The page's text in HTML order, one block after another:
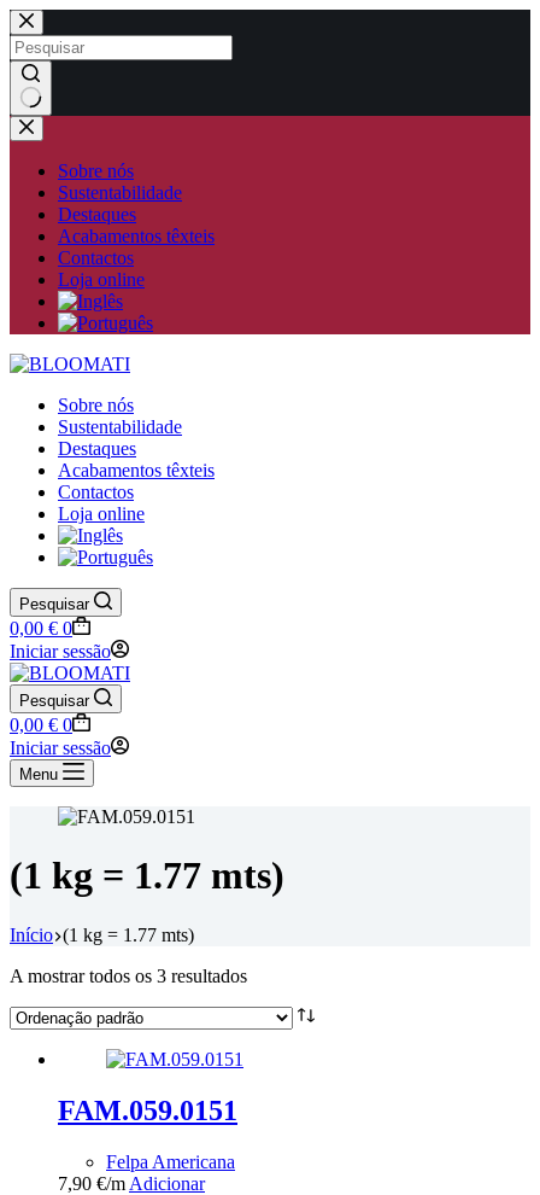
Pular
para
o
conteúdo
Sem
resultados
Sobre nós
Sustentabilidade
Destaques
Acabamentos têxteis
Contactos
Loja online
Sobre nós
Sustentabilidade
Destaques
Acabamentos têxteis
Contactos
Loja online
Pesquisar
Carrinho
de
compras
0,00 € 0
Iniciar sessão
Pesquisar
Carrinho
de
compras
0,00 € 0
Iniciar sessão
Menu
(1 kg = 1.77 mts)
Início (1 kg = 1.77 mts)
A mostrar todos os 3 resultados
FAM.059.0151
Felpa Americana
7,90 €/m Adicionar